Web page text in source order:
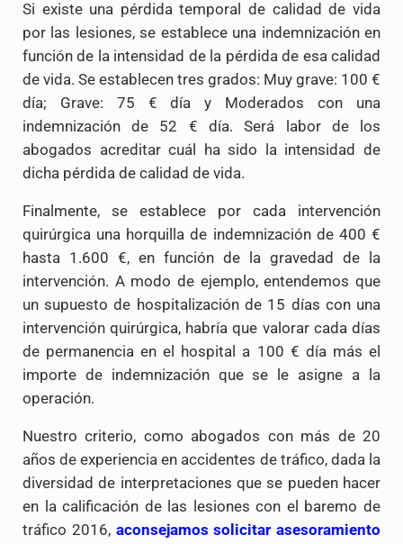
Si existe una pérdida temporal de calidad de vida
por las lesiones, se establece una indemnización en
función de la intensidad de la pérdida de esa calidad
de vida. Se establecen tres grados: Muy grave: 100 €
día; Grave: 75 € día y Moderados con una
indemnización de 52 € día. Será labor de los
abogados acreditar cuál ha sido la intensidad de
dicha pérdida de calidad de vida.
Finalmente, se establece por cada intervención
quirúrgica una horquilla de indemnización de 400 €
hasta 1.600 €, en función de la gravedad de la
intervención. A modo de ejemplo, entendemos que
un supuesto de hospitalización de 15 días con una
intervención quirúrgica, habría que valorar cada días
de permanencia en el hospital a 100 € día más el
importe de indemnización que se le asigne a la
operación.
Nuestro criterio, como abogados con más de 20
años de experiencia en accidentes de tráfico, dada la
diversidad de interpretaciones que se pueden hacer
en la calificación de las lesiones con el baremo de
tráfico 2016, aconsejamos solicitar asesoramiento